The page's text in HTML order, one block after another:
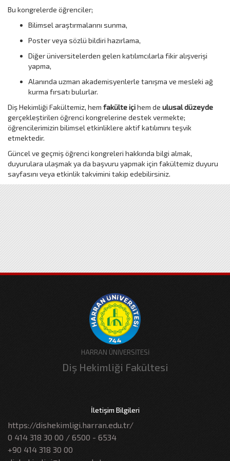
Bu kongrelerde öğrenciler;
Bilimsel araştırmalarını sunma,
Poster veya sözlü bildiri hazırlama,
Diğer üniversitelerden gelen katılımcılarla fikir alışverişi
yapma,
Alanında uzman akademisyenlerle tanışma ve mesleki ağ
kurma fırsatı bulurlar.
Diş Hekimliği Fakültemiz, hem fakülte içihem de ulusal düzeyde
gerçekleştirilen öğrenci kongrelerine destek vermekte;
öğrencilerimizin bilimsel etkinliklere aktif katılımını teşvik
etmektedir.
Güncel ve geçmiş öğrenci kongreleri hakkında bilgi almak,
duyurulara ulaşmak ya da başvuru yapmak için fakültemiz duyuru
sayfasını veya etkinlik takvimini takip edebilirsiniz.
HARRAN ÜNİVERSİTESİ
Diş Hekimliği Fakültesi
İletişim Bilgileri
https://dishekimligi.harran.edu.tr/
0 414 318 30 00 / 6500 - 6534
+90 414 318 30 00